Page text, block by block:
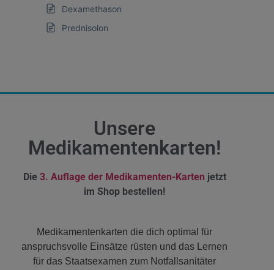
Dexamethason
Prednisolon
Unsere
Medikamentenkarten!
Die 3. Auflage der Medikamenten-Karten jetzt
im Shop bestellen!
Medikamentenkarten die dich optimal für
anspruchsvolle Einsätze rüsten und das Lernen
für das Staatsexamen zum Notfallsanitäter